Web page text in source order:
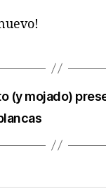
(y mojado)